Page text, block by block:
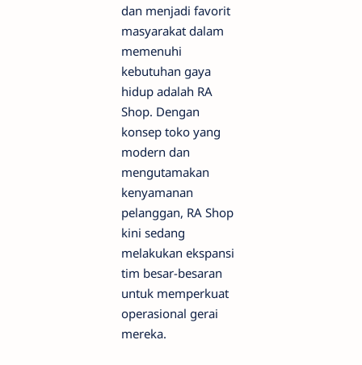
dan menjadi favorit
masyarakat dalam
memenuhi
kebutuhan gaya
hidup adalah RA
Shop. Dengan
konsep toko yang
modern dan
mengutamakan
kenyamanan
pelanggan, RA Shop
kini sedang
melakukan ekspansi
tim besar-besaran
untuk memperkuat
operasional gerai
mereka.